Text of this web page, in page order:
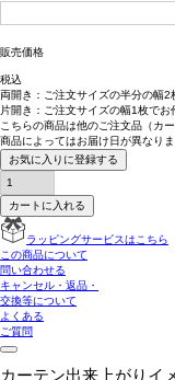
須)
販売価格
税込
両開き： ご注文サイズの半分の幅2
片開き： ご注文サイズの幅1枚でお
こちらの商品は他のご注文品（カ
商品によってはお届け日が異なり
お気に入りに登録する
カートに入れる
ラッピングサービスはこちら
この商品について
問い合わせる
キャンセル・返品・
交換等について
よくある
ご質問
カーテン出来上がりイ